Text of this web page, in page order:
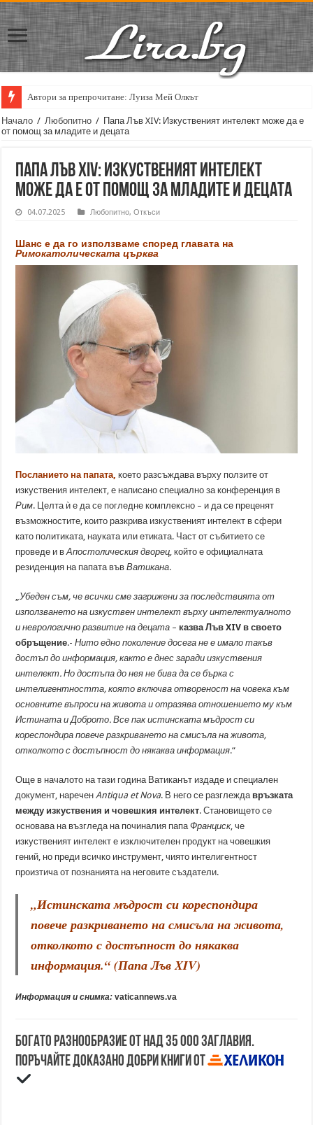
Автори за препрочитане: Луиза Мей Олкът
Начало / Любопитно / Папа Лъв XIV: Изкуственият интелект може да е
от помощ за младите и децата
Папа Лъв XIV: Изкуственият интелект
може да е от помощ за младите и децата
04.07.2025 Любопитно,Откъси
Шанс е да го използваме според главата на
Римокатолическата църква
Посланието на папата, което разсъждава върху ползите от
изкуствения интелект, е написано специално за конференция в
Рим. Целта ѝ е да се погледне комплексно – и да се преценят
възможностите, които разкрива изкуственият интелект в сфери
като политиката, науката или етиката. Част от събитието се
проведе и вАпостолическия дворец, който е официалната
резиденция на папата въвВатикана.
„Убеден съм, че всички сме загрижени за последствията от
използването на изкуствен интелект върху интелектуалното
и неврологично развитие на децата – казва Лъв XIV в своето
обръщение.-Нито едно поколение досега не е имало такъв
достъп до информация, както е днес заради изкуствения
интелект. Но достъпа до нея не бива да се бърка с
интелигентността, която включва отвореност на човека към
основните въпроси на живота и отразява отношението му към
Истината и Доброто. Все пак истинската мъдрост си
кореспондира повече разкриването на смисъла на живота,
отколкото с достъпност до някаква информация.“
Още в началото на тази година Ватиканът издаде и специален
документ, нареченAntiqua et Nova. В него се разглежда връзката
между изкуствения и човешкия интелект. Становището се
основава на възгледа на починалия папаФранциск, че
изкуственият интелект е изключителен продукт на човешкия
гений, но преди всичко инструмент, чиято интелигентност
произтича от познанията на неговите създатели.
„Истинската мъдрост си кореспондира
повече разкриването на смисъла на живота,
отколкото с достъпност до някаква
информация.“ (Папа Лъв XIV)
Информация и снимка: vaticannews.va
Богато разнообразие от над 35 000 заглавия.
Поръчайте доказано добри книги от